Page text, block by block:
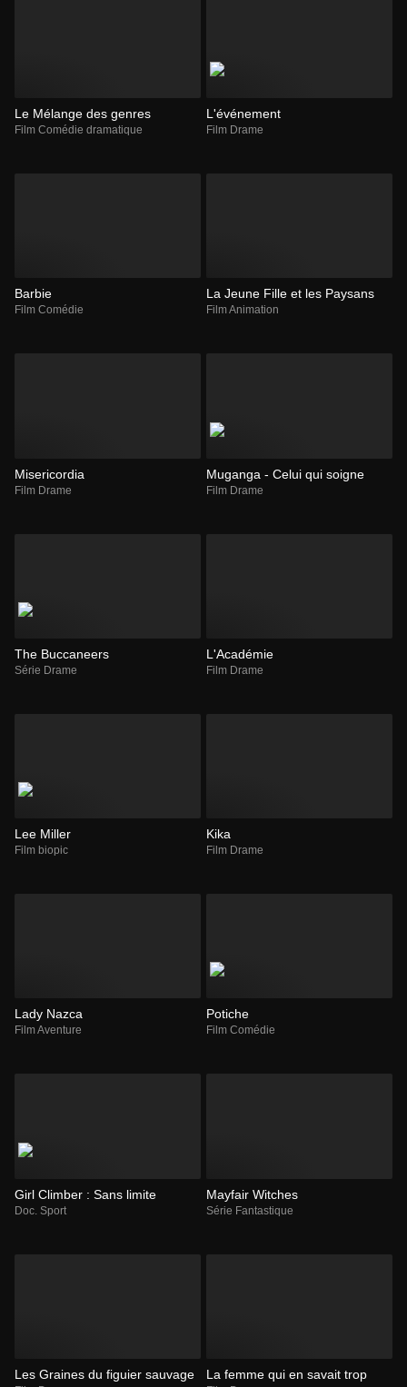
Le Mélange des genres
Film Comédie dramatique
L'événement
Film Drame
Barbie
Film Comédie
La Jeune Fille et les Paysans
Film Animation
Misericordia
Film Drame
Muganga - Celui qui soigne
Film Drame
The Buccaneers
Série Drame
L'Académie
Film Drame
Lee Miller
Film biopic
Kika
Film Drame
Lady Nazca
Film Aventure
Potiche
Film Comédie
Girl Climber : Sans limite
Doc. Sport
Mayfair Witches
Série Fantastique
Les Graines du figuier sauvage La femme qui en savait trop